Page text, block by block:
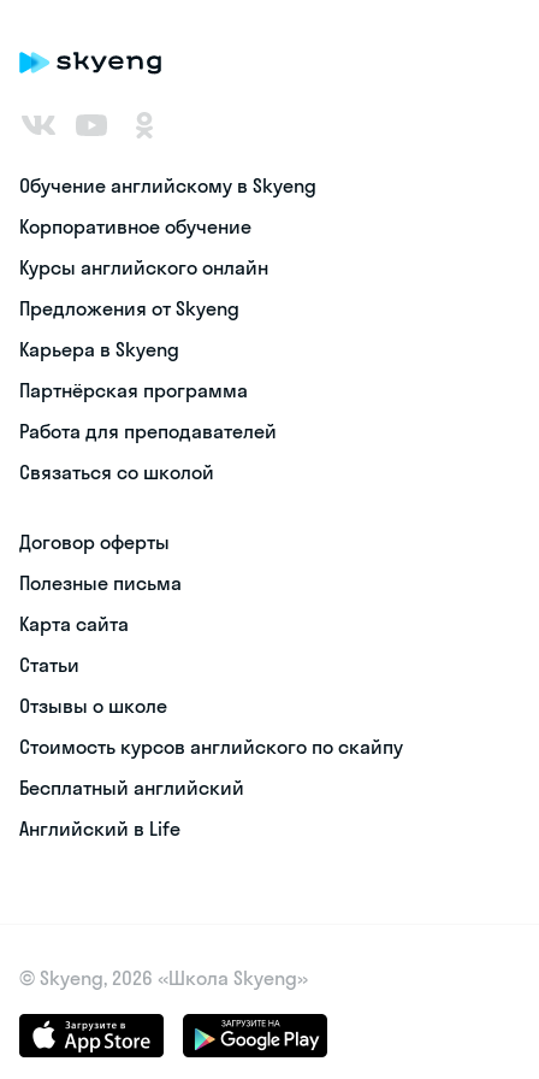
Обучение английскому в Skyeng
Корпоративное обучение
Курсы английского онлайн
Предложения от Skyeng
Карьера в Skyeng
Партнёрская программа
Работа для преподавателей
Связаться со школой
Договор оферты
Полезные письма
Карта сайта
Статьи
Отзывы о школе
Стоимость курсов английского по скайпу
Бесплатный английский
Английский в Life
© Skyeng, 2026 «Школа Skyeng»